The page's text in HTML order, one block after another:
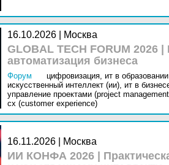
16.10.2026 | Москва
GLOBAL TECH FORUM
автоматизация бизнеса
Форум цифровизация, ит в
искусственный интеллект (ии), ит в
управление проектами (project
cx (customer experience)
16.11.2026 | Москва
ИИ КОНФА 2026 |